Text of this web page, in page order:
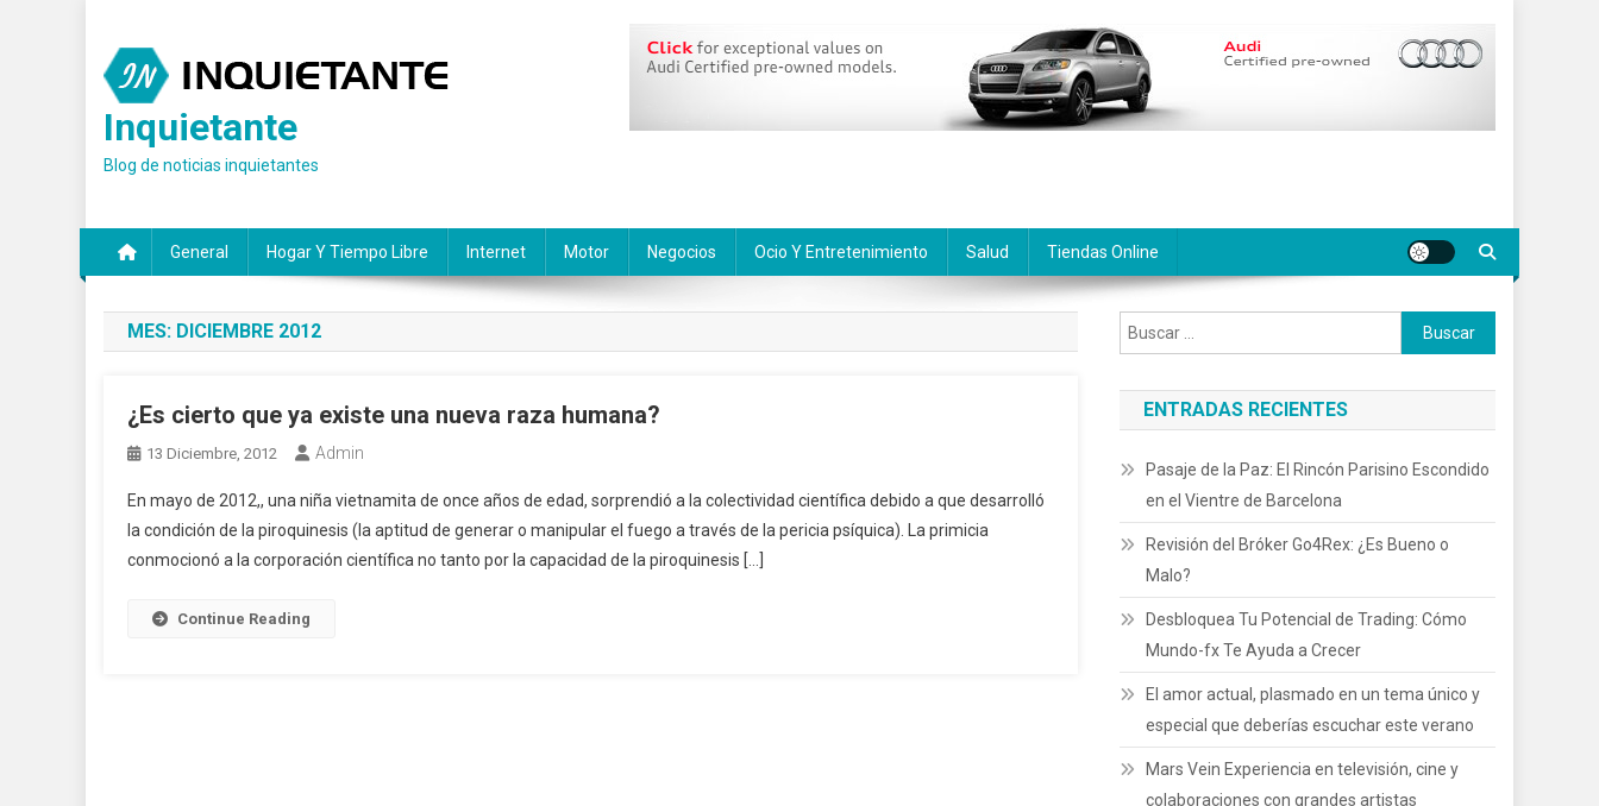
contenido
Inquietante
Blog de noticias inquietantes
General Hogar Y Tiempo Libre Internet Motor Negocios Ocio Y Entretenimiento Salud Tiendas Online
MES: DICIEMBRE 2012
¿Es cierto que ya existe una nueva raza humana?
13 Diciembre, 2012 Admin
En mayo de 2012,, una niña vietnamita de once años de edad, sorprendió a la colectividad científica debido a que desarrolló
la condición de la piroquinesis (la aptitud de generar o manipular el fuego a través de la pericia psíquica). La primicia
conmocionó a la corporación científica no tanto por la capacidad de la piroquinesis […]
Continue Reading
Buscar:
ENTRADAS RECIENTES
Pasaje de la Paz: El Rincón Parisino Escondido
en el Vientre de Barcelona
Revisión del Bróker Go4Rex: ¿Es Bueno o
Malo?
Desbloquea Tu Potencial de Trading: Cómo
Mundo-fx Te Ayuda a Crecer
El amor actual, plasmado en un tema único y
especial que deberías escuchar este verano
Mars Vein Experiencia en televisión, cine y
colaboraciones con grandes artistas